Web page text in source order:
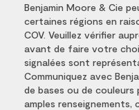
Benjamin Moore & Cie
certaines régions en
COV. Veuillez vérifier
avant de faire votre
signalées sont
Communiquez avec
de bases ou de couleurs
amples renseignements,